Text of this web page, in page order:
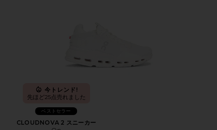
今トレンド!
先ほど25点売れました
ベストセラー
CLOUDNOVA 2 スニーカー